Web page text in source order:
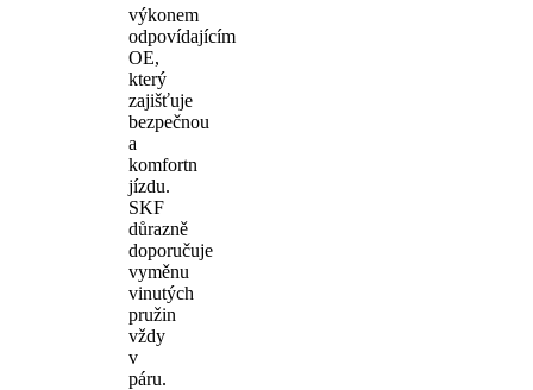
výkonem
odpovídajícím
OE,
který
zajišťuje
bezpečnou
a
komfortn
jízdu.
SKF
důrazně
doporučuje
vyměnu
vinutých
pružin
vždy
v
páru.